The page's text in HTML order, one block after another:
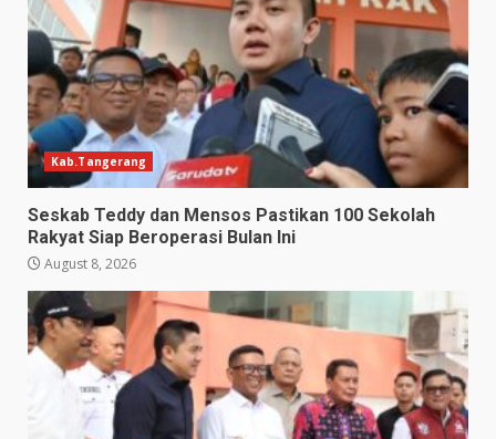
Kab.Tangerang
Seskab Teddy dan Mensos Pastikan 100 Sekolah
Rakyat Siap Beroperasi Bulan Ini
August 8, 2026